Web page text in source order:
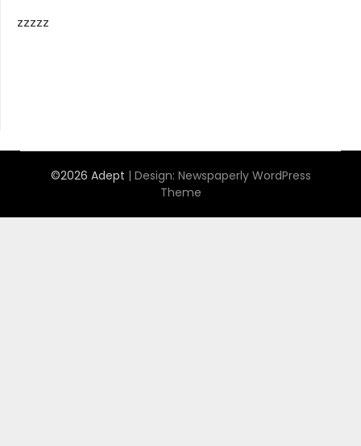
zzzzz
©2026 Adept | Design: Newspaperly WordPress
Theme